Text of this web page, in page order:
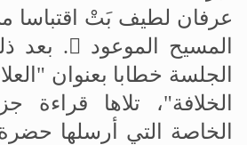
عرفان لطيف بَتْ اقتباسا
المسيح الموعود 
. بعد
الجلسة خطابا بعنوان
الخلافة"، تلاها قراءة
الخاصة التي أرسلها